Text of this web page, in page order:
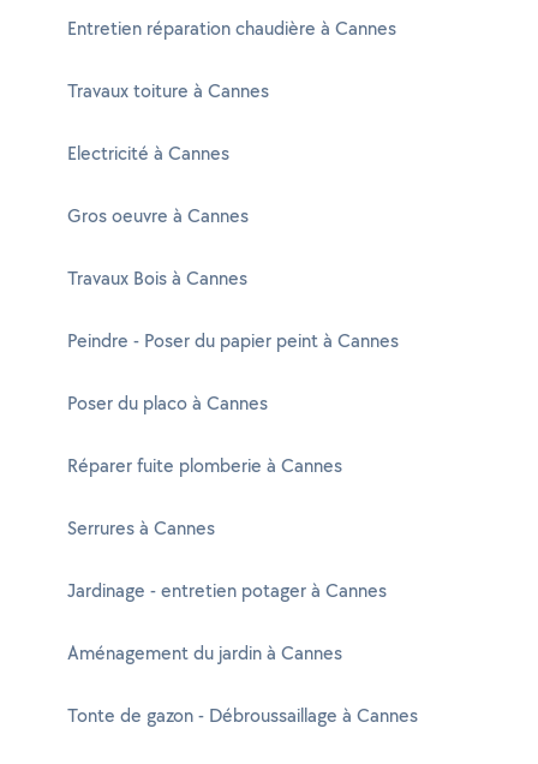
Entretien réparation chaudière à Cannes
Travaux toiture à Cannes
Electricité à Cannes
Gros oeuvre à Cannes
Travaux Bois à Cannes
Peindre - Poser du papier peint à Cannes
Poser du placo à Cannes
Réparer fuite plomberie à Cannes
Serrures à Cannes
Jardinage - entretien potager à Cannes
Aménagement du jardin à Cannes
Tonte de gazon - Débroussaillage à Cannes